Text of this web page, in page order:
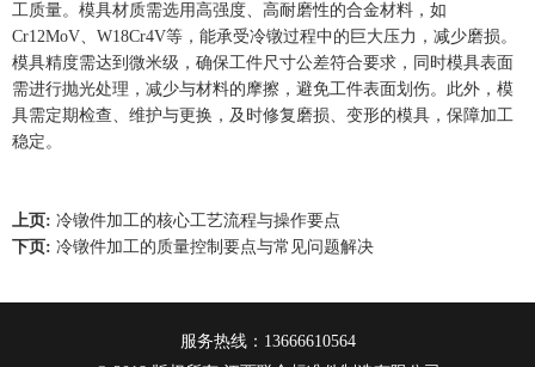
工质量。模具材质需选用高强度、高耐磨性的合金材料，如
Cr12MoV、W18Cr4V等，能承受冷镦过程中的巨大压力，减少磨损。
模具精度需达到微米级，确保工件尺寸公差符合要求，同时模具表面
需进行抛光处理，减少与材料的摩擦，避免工件表面划伤。此外，模
具需定期检查、维护与更换，及时修复磨损、变形的模具，保障加工
稳定。
上页: 冷镦件加工的核心工艺流程与操作要点
下页: 冷镦件加工的质量控制要点与常见问题解决
服务热线：13666610564